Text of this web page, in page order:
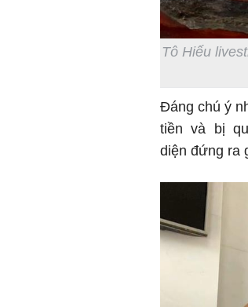
Tô Hiếu
Đáng chú ý
tiền và bị
diện đứng ra